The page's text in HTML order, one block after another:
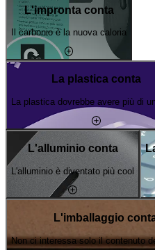
L'impronta conta
Il carbonio è la nuova caloria
La plastica conta
La plastica dovrebbe avere più di
L'alluminio conta
L'alluminio è diventato più cool
L'imballaggio
Non ci interessa solo il contenuto